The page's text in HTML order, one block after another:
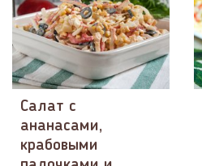
Салат с
ананасами,
крабовыми